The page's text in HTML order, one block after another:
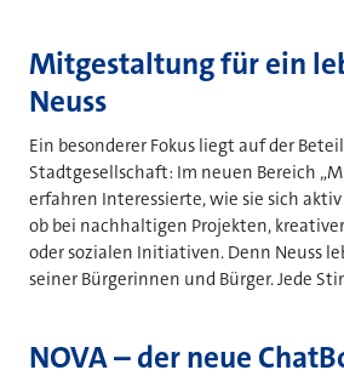
Mitgestaltung für ein
Neuss
Ein besonderer Fokus liegt auf der
Stadtgesellschaft: Im neuen Bereich
erfahren Interessierte, wie sie sich
ob bei nachhaltigen Projekten,
oder sozialen Initiativen. Denn Neuss
seiner Bürgerinnen und Bürger. Jede
NOVA – der neue